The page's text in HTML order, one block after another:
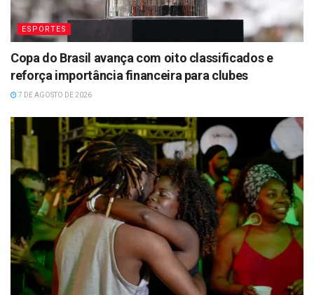
ESPORTES
Copa do Brasil avança com oito classificados e
reforça importância financeira para clubes
7 DE AGOSTO DE 2026